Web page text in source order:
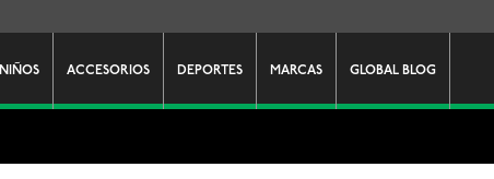
NIÑOS ACCESORIOS DEPORTES MARCAS GLOBAL BLOG